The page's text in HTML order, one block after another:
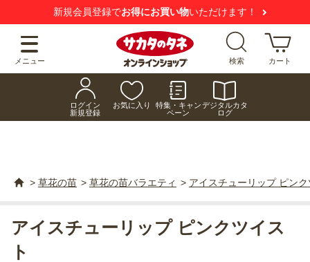
新規会員登録でお得にお買い物いただけます！
メニュー 検索 カート
ログイン
新規登録
お気に入り
特集・キャン
ペーン
デジタルカタ
ログ
> 草花の苗 > 草花の苗バラエティ > アイスチューリップ ピン
アイスチューリップ ピンクツイス
ト